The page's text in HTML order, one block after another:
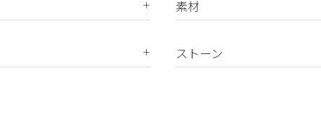
素材
K10
ストーン